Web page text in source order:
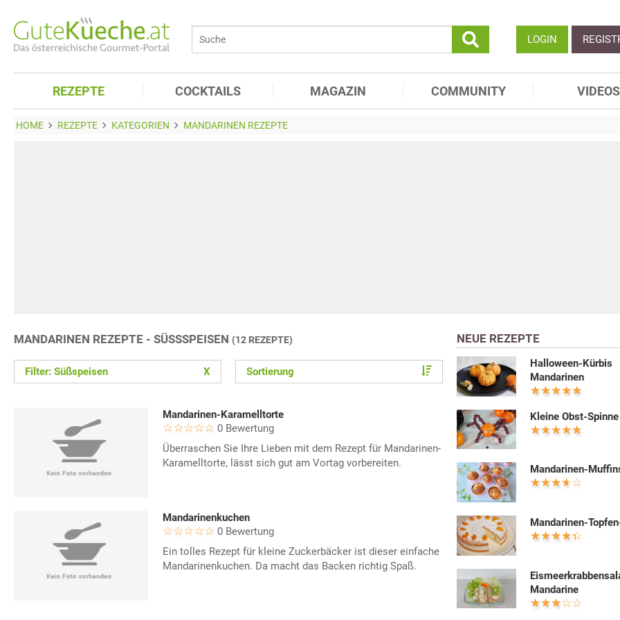
LOGIN
REZEPTE COCKTAILS MAGAZIN COMMUNITY VIDEOS
HOME REZEPTE KATEGORIEN MANDARINEN REZEPTE
MANDARINEN REZEPTE - SÜSSSPEISEN (12 REZEPTE)
Filter: Süßspeisen X Sortierung
Mandarinen-Karamelltorte
0 Bewertung
Überraschen Sie Ihre Lieben mit dem Rezept für Mandarinen-
Karamelltorte, lässt sich gut am Vortag vorbereiten.
Mandarinenkuchen
0 Bewertung
Ein tolles Rezept für kleine Zuckerbäcker ist dieser einfache
Mandarinenkuchen. Da macht das Backen richtig Spaß.
NEUE REZEPTE
Halloween-Kürbis
Mandarinen
Kleine Obst-Spinne
Mandarinen-
Mandarinen-
Mandarine